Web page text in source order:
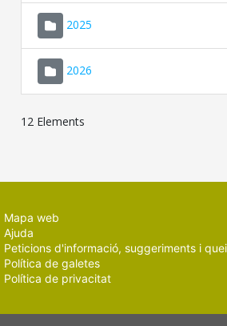
2025
2026
12 Elements
Mapa web
Ajuda
Peticions d'informació, suggeriments i
Política de galetes
Política de privacitat